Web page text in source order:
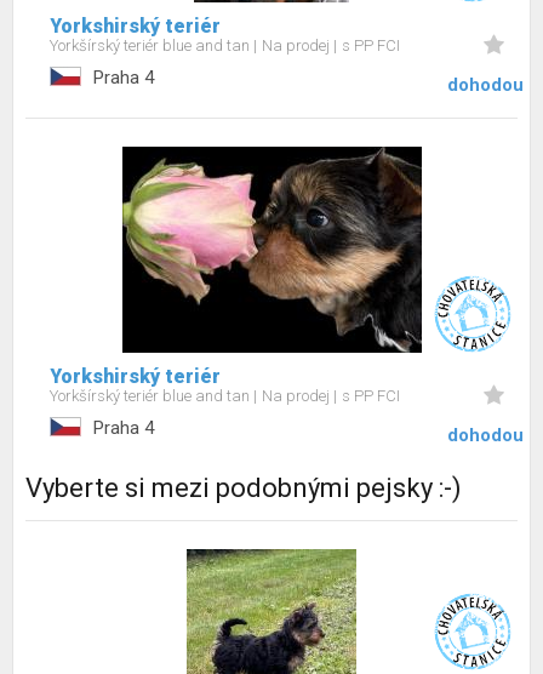
Yorkshirský teriér
Yorkšírský teriér blue and tan Na prodej s PP FCI
Praha 4 dohodou
Yorkshirský teriér
Yorkšírský teriér blue and tan Na prodej s PP FCI
Praha 4 dohodou
Vyberte si mezi podobnými pejsky :-)